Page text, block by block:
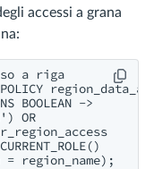
accessi a grana
a riga
POLICY
BOOLEAN ->
OR
= region_name);